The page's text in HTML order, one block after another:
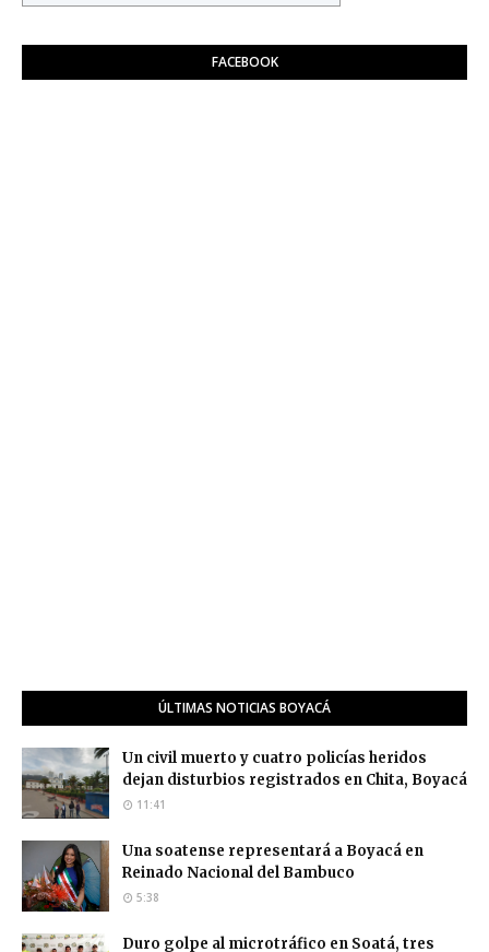
FACEBOOK
ÚLTIMAS NOTICIAS BOYACÁ
Un civil muerto y cuatro policías heridos
dejan disturbios registrados en Chita, Boyacá
11:41
Una soatense representará a Boyacá en
Reinado Nacional del Bambuco
5:38
Duro golpe al microtráfico en Soatá, tres